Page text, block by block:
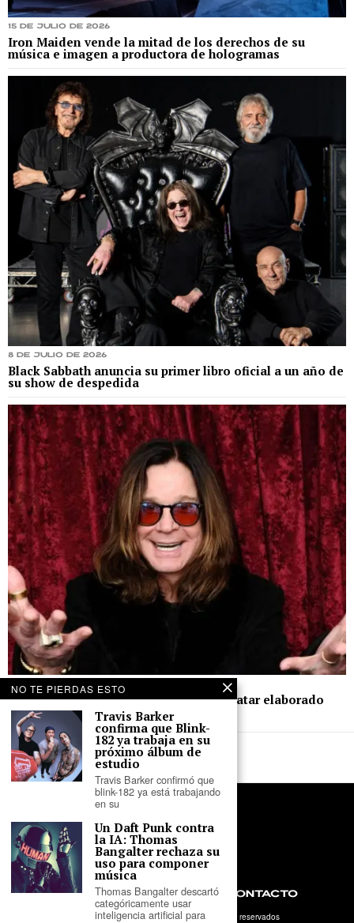
15 de julio de 2026
Iron Maiden vende la mitad de los derechos de su
música e imagen a productora de hologramas
8 de julio de 2026
Black Sabbath anuncia su primer libro oficial a un año de
su show de despedida
Ozzy Osbourne ‘regresará’ como un avatar elaborado
por inteligencia artificial
NOSOTROS PRIVACIDAD CONTACTO
2026- Tercer Parlante. Todos los derechos reservados
NO TE PIERDAS ESTO
Travis Barker
confirma que Blink-
182 ya trabaja en su
próximo álbum de
estudio
Travis Barker confirmó que
blink-182 ya está trabajando
en su
Un Daft Punk contra
la IA: Thomas
Bangalter rechaza su
uso para componer
música
Thomas Bangalter descartó
categóricamente usar
inteligencia artificial para